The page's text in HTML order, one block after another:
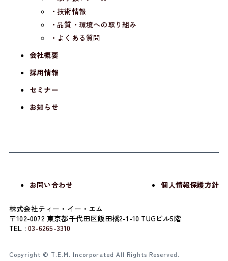
・技術情報
・品質・環境への取り組み
・よくある質問
会社概要
採用情報
セミナー
お知らせ
株式会社ティー・イー・エム
〒102-0072 東京都千代田区飯田橋2-1-10 TUGビル5階
TEL :03-6265-3310
お問い合わせ 個人情報保護方針
Copyright © T.E.M. Incorporated All Rights Reserved.